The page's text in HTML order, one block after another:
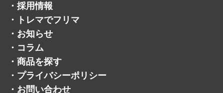
・ 採用情報
・
トレマでフリマ
・ お知らせ
・ コラム
・ 商品を探す
・ プライバシーポリシー
・ お問い合わせ